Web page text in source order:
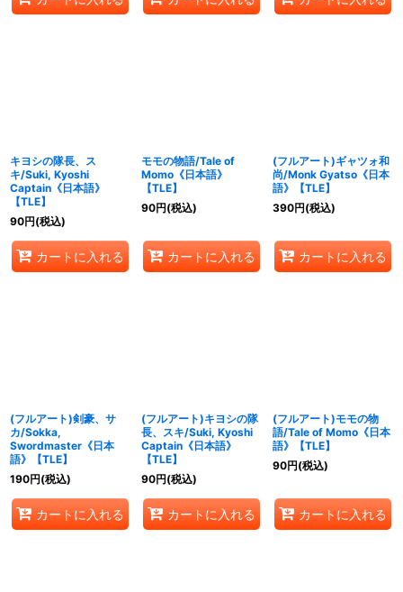
キヨシの隊長、ス
キ/Suki, Kyoshi
Captain《日本語》
【TLE】
90円(税込)
カートに入れる
モモの物語/Tale of
Momo《日本語》
【TLE】
90円(税込)
カートに入れる
(フルアート)ギャツォ和
尚/Monk Gyatso《日本
語》【TLE】
390円(税込)
カートに入れる
(フルアート)剣豪、サ
カ/Sokka,
Swordmaster《日本
語》【TLE】
190円(税込)
カートに入れる
(フルアート)キヨシの隊
長、スキ/Suki, Kyoshi
Captain《日本語》
【TLE】
90円(税込)
カートに入れる
(フルアート)モモの物
語/Tale of Momo《日本
語》【TLE】
90円(税込)
カートに入れる